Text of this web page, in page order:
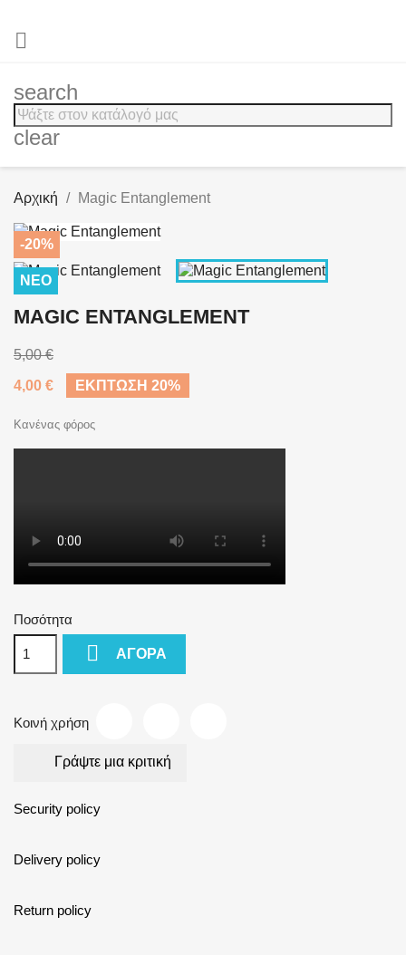

search
clear
Αρχική Magic Entanglement
-20%
ΝΈΟ
MAGIC ENTANGLEMENT
5,00 €
4,00 €
ΈΚΠΤΩΣΗ 20%
Κανένας φόρος
Ποσότητα
 ΑΓΟΡΆ
Κοινή χρήση
Γράψτε μια κριτική
Security policy
Delivery policy
Return policy